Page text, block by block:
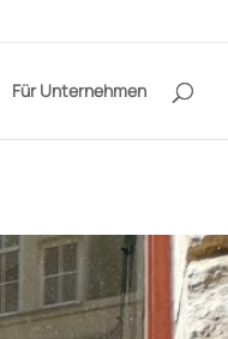
Für Unternehmen